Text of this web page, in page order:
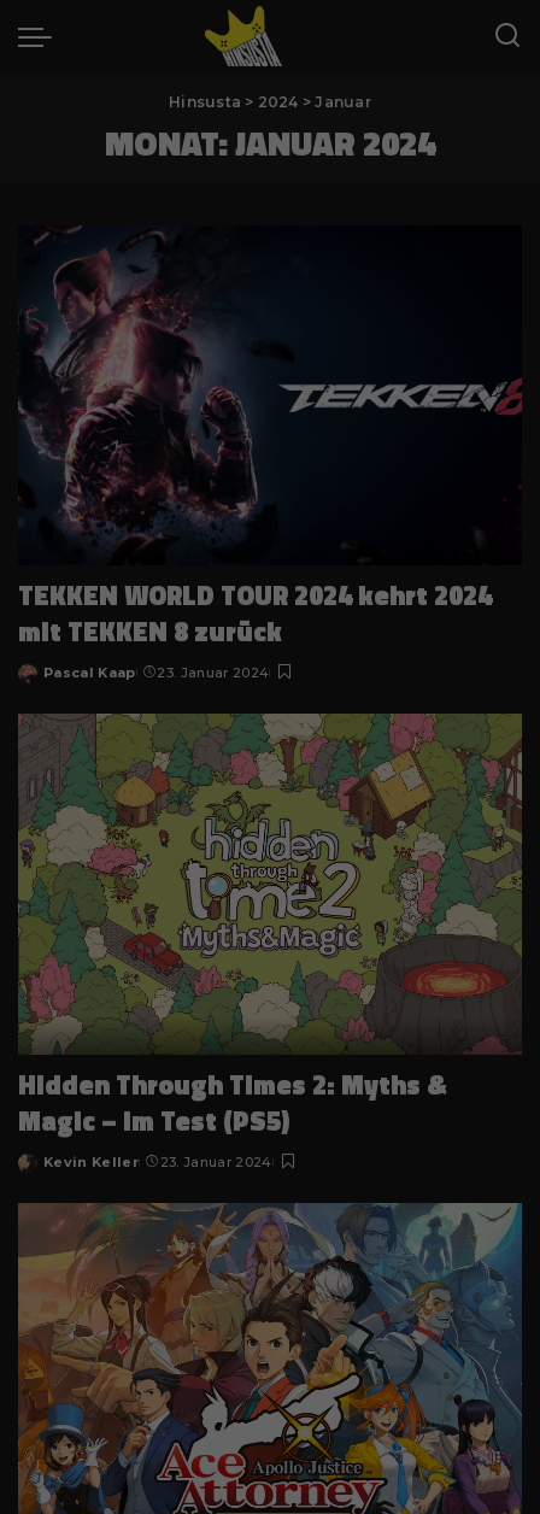
Hinsusta > 2024 >Januar
MONAT:JANUAR 2024
TEKKEN WORLD TOUR 2024 kehrt 2024
mit TEKKEN 8 zurück
Posted
Pascal Kaap 23. Januar 2024
Hidden Through Times 2: Myths &
Magic – im Test (PS5)
Posted
Kevin Keller 23. Januar 2024